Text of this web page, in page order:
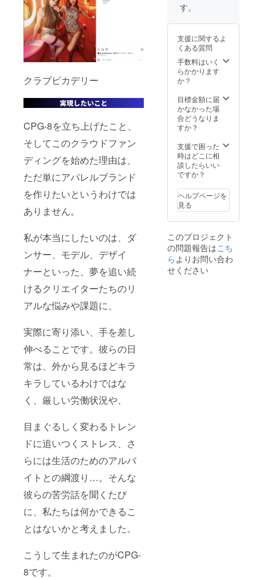
クラブピカデリー
CPG-8を立ち上げたこと、
そしてこのクラウドファン
ディングを始めた理由は、
ただ単にアパレルブランド
を作りたいというわけでは
ありません。
私が本当にしたいのは、ダ
ンサー、モデル、デザイ
ナーといった、夢を追い続
けるクリエイターたちのリ
アルな悩みや課題に、
実際に寄り添い、手を差し
伸べることです。彼らの日
常は、外から見るほどキラ
キラしているわけではな
く、厳しい労働状況や、
目まぐるしく変わるトレン
ドに追いつくストレス、さ
らには生活のためのアルバ
イトとの綱渡り…。そんな
彼らの苦労話を聞くたび
に、私たちは何かできるこ
とはないかと考えました。
こうして生まれたのがCPG-
8です。
ないの
商品リ
スト
アップ
してい
くので
タグラ
ムの投
稿
チェッ
願いし
ます！
す。
支援に関するよ
くある質問
手数料はいく
らかかります
か？
目標金額に届
かなかった場
合どうなりま
すか？
支援で困った
時はどこに相
談したらいい
ですか？
ヘルプページを
見る
このプロジェクト
の問題報告はこち
ら よりお問い合わ
せください